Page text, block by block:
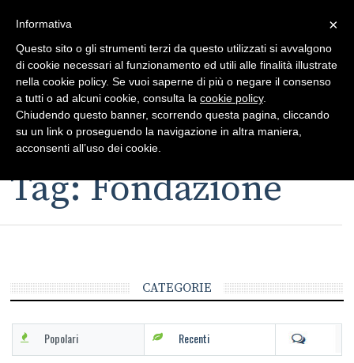
Toggle
Toggle
navigation
Tag: Fondazione
CATEGORIE
Popolari Recenti
×
Informativa
Questo sito o gli strumenti terzi da questo utilizzati si avvalgono
di cookie necessari al funzionamento ed utili alle finalità illustrate
nella cookie policy. Se vuoi saperne di più o negare il consenso
a tutti o ad alcuni cookie, consulta la cookie policy.
Chiudendo questo banner, scorrendo questa pagina, cliccando
su un link o proseguendo la navigazione in altra maniera,
acconsenti all’uso dei cookie.